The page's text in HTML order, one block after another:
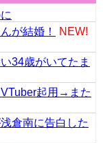
が結婚！
NEW!
34歳がいてたま
VTuber起用→また
倉南に告白した